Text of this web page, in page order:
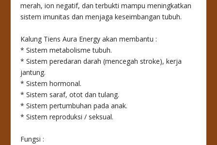
merah, ion negatif, dan terbukti mampu meningkatkan
sistem imunitas dan menjaga keseimbangan tubuh.
Kalung Tiens Aura Energy akan membantu :
* Sistem metabolisme tubuh.
* Sistem peredaran darah (mencegah stroke), kerja
jantung.
* Sistem hormonal.
* Sistem saraf, otot dan tulang.
* Sistem pertumbuhan pada anak.
* Sistem reproduksi / seksual.
Fungsi :